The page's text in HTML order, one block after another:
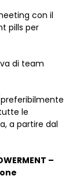
con il
pills per
di team
le
a partire dal
–